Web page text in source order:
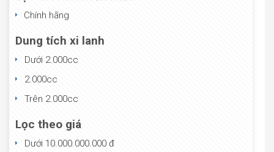
Chính hãng
Dung tích xi lanh
Dưới 2.000cc
2.000cc
Trên 2.000cc
Lọc theo giá
Dưới 10.000.000.000 đ